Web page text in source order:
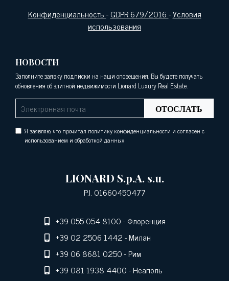
Конфиденциальность-GDPR 679/2016-Условия
использования
НОВОСТИ
Заполните заявку подписки на наши оповещения. Вы будете получать
обновления об элитной недвижимости Lionard Luxury Real Estate.
ОТОСЛАТЬ
Я заявляю, что прочитал политику конфиденциальности и согласен с
использованием и обработкой данных
LIONARD S.p.A. s.u.
P.I. 01660450477
+39 055 054 8100- Флоренция
+39 02 2506 1442- Милан
+39 06 8681 0250- Рим
+39 081 1938 4400- Неаполь